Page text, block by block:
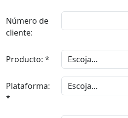
Número de
cliente:
Producto: *
Plataforma:
*